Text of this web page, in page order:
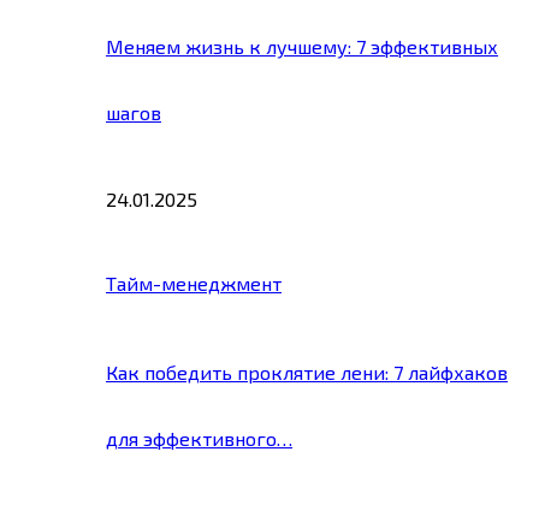
Меняем жизнь к лучшему: 7 эффективных
шагов
24.01.2025
Тайм-менеджмент
Как победить проклятие лени: 7 лайфхаков
для эффективного…